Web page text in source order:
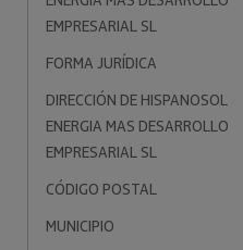
EMPRESARIAL SL
FORMA JURÍDICA
DIRECCIÓN DE HISPANOSOL
ENERGIA MAS DESARROLLO
EMPRESARIAL SL
CÓDIGO POSTAL
MUNICIPIO